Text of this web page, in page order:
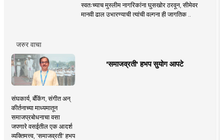
स्वतःच्याच मुस्लीम नागरिकांना घुसखोर ठरवून, सीमेवर
मानवी ढाल उभारण्याची त्यांची वल्गना ही जागतिक ..
जरुर वाचा
'समाजव्रती' हभप सुयोग आपटे
संघकार्य, बँकिंग, संगीत अन्
कीर्तनाच्या माध्यमातून
समाजप्रबोधनाचा वसा
जपणारे वसईतील एक आदर्श
व्यक्तिमत्त्व, 'समाजव्रती' हभप